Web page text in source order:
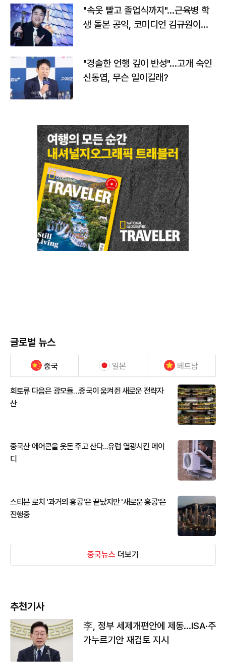
"속옷 빨고 졸업식까지"…근육병 학
생 돌본 공익, 코미디언 김규원이었
"경솔한 언행 깊이 반성"…고개 숙인
신동엽, 무슨 일이길래?
글로벌 뉴스
중국 일본 베트남
희토류 다음은 광모듈…중국이 움켜쥔 새로운 전략자
산
중국산 에어콘을 웃돈 주고 산다...유럽 열광시킨 메이
디
스티븐 로치 '과거의 홍콩'은 끝났지만 '새로운 홍콩'은
진행중
중국뉴스 더보기
추천기사
李, 정부 세제개편안에 제동…ISA·주
가누르기안 재검토 지시